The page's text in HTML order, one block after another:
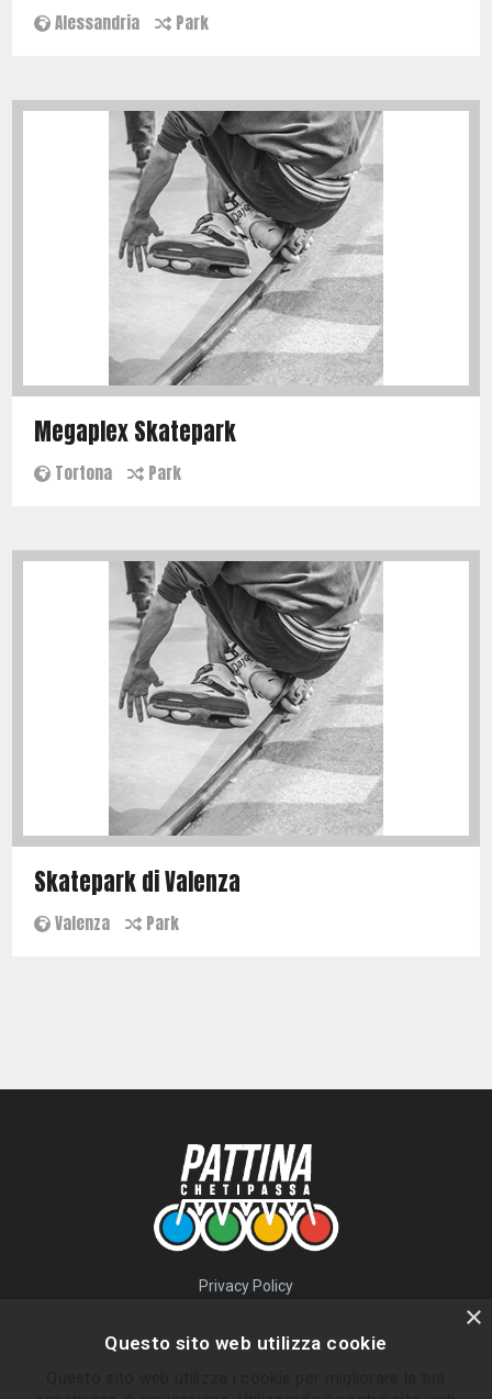
Alessandria Park
Megaplex Skatepark
Tortona Park
Skatepark di Valenza
Valenza Park
Privacy Policy
×
Questo sito web utilizza cookie